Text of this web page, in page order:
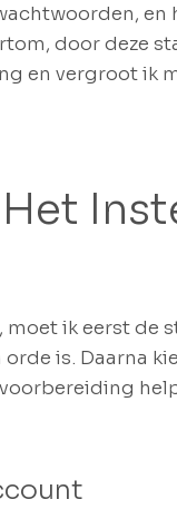
en
door deze
en vergroot ik
ik eerst de
is. Daarna